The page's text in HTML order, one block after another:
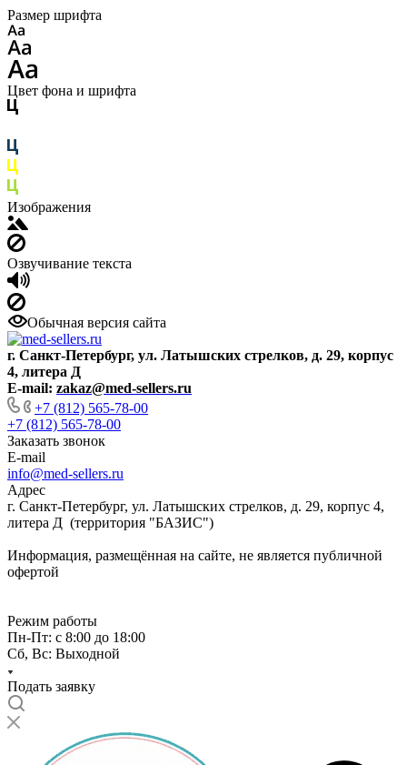
Размер шрифта
Цвет фона и шрифта
Изображения
Озвучивание текста
Обычная версия сайта
г. Санкт-Петербург, ул. Латышских стрелков, д. 29, корпус
4, литера Д
E-mail: zakaz@med-sellers.ru
+7 (812) 565-78-00
+7 (812) 565-78-00
Заказать звонок
E-mail
info@med-sellers.ru
Адрес
г. Санкт-Петербург, ул. Латышских стрелков, д. 29, корпус 4,
литера Д (территория "БАЗИС")
Информация, размещённая на сайте, не является публичной
офертой
Режим работы
Пн-Пт: с 8:00 до 18:00
Сб, Вс: Выходной
Подать заявку